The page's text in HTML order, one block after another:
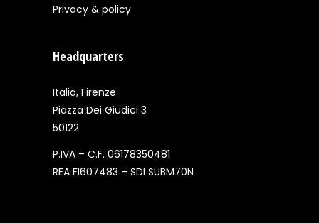
Privacy & policy
Headquarters
Italia, Firenze
Piazza Dei Giudici 3
50122
P.IVA – C.F. 06178350481
REA FI607483 – SDI SUBM70N